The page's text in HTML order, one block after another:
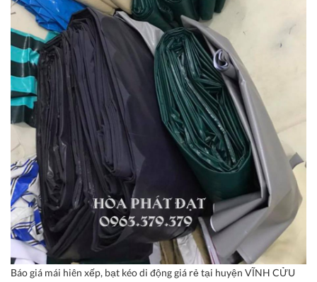
Báo giá mái hiên xếp, bạt kéo di động giá rẻ tại huyện VĨNH CỬU